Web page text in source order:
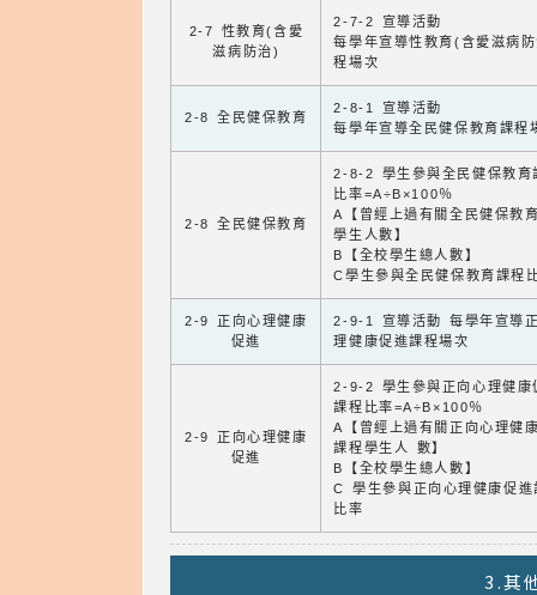
2-7 性教育(含愛
滋病防治)
2-7-2 宣導活動
每學年宣導性教育(含愛滋病
程場次
2-8 全民健保教育
2-8-1 宣導活動
每學年宣導全民健保教育課程
2-8 全民健保教育
2-8-2 學生參與全民健保教育
比率=A÷B×100％
A【曾經上過有關全民健保教
學生人數】
B【全校學生總人數】
C學生參與全民健保教育課程
2-9 正向心理健康
促進
2-9-1 宣導活動 每學年宣導
理健康促進課程場次
2-9 正向心理健康
促進
2-9-2 學生參與正向心理健康
課程比率=A÷B×100％
A【曾經上過有關正向心理健
課程學生人 數】
B【全校學生總人數】
C 學生參與正向心理健康促進
比率
3.其